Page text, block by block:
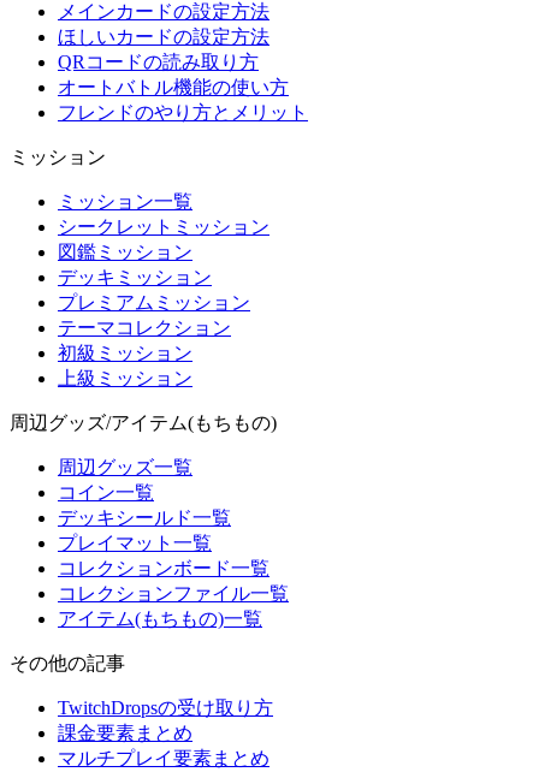
メインカードの設定方法
ほしいカードの設定方法
QRコードの読み取り方
オートバトル機能の使い方
フレンドのやり方とメリット
ミッション
ミッション一覧
シークレットミッション
図鑑ミッション
デッキミッション
プレミアムミッション
テーマコレクション
初級ミッション
上級ミッション
周辺グッズ/アイテム(もちもの)
周辺グッズ一覧
コイン一覧
デッキシールド一覧
プレイマット一覧
コレクションボード一覧
コレクションファイル一覧
アイテム(もちもの)一覧
その他の記事
TwitchDropsの受け取り方
課金要素まとめ
マルチプレイ要素まとめ